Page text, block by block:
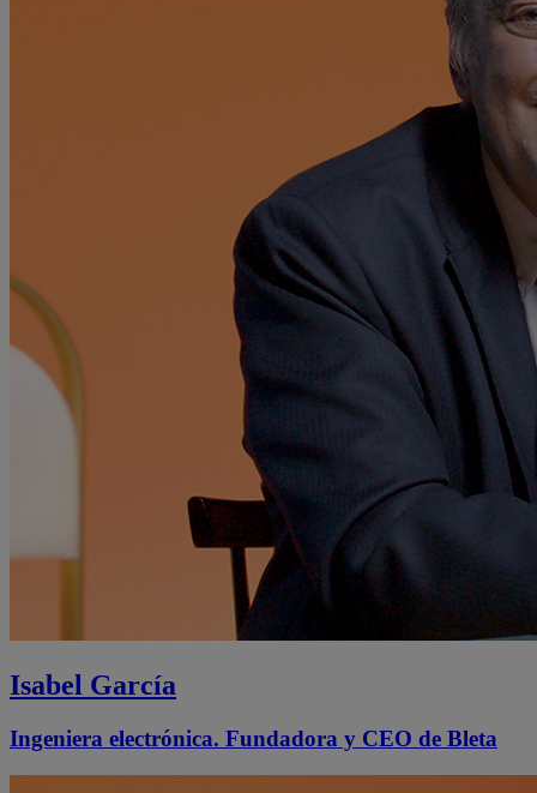
Isabel García
Ingeniera electrónica. Fundadora y CEO de Bleta